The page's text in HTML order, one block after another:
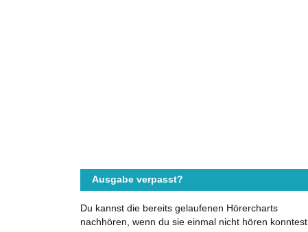
Ausgabe verpasst?
Du kannst die bereits gelaufenen Hörercharts
nachhören, wenn du sie einmal nicht hören konntest.